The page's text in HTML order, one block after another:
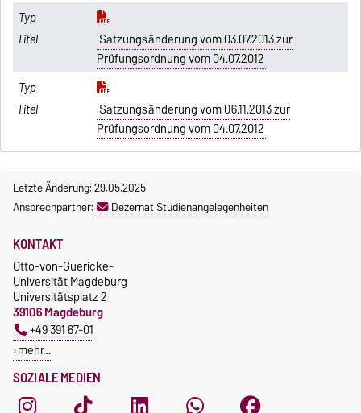
Satzungsänderung vom 03.07.2013 zur
Prüfungsordnung vom 04.07.2012
Satzungsänderung vom 06.11.2013 zur
Prüfungsordnung vom 04.07.2012
Letzte Änderung: 29.05.2025
Ansprechpartner:
Dezernat Studienangelegenheiten
SOZIALE MEDIEN
KONTAKT
Otto-von-Guericke-
Universität Magdeburg
Universitätsplatz 2
39106 Magdeburg
+49 391 67-01
mehr…